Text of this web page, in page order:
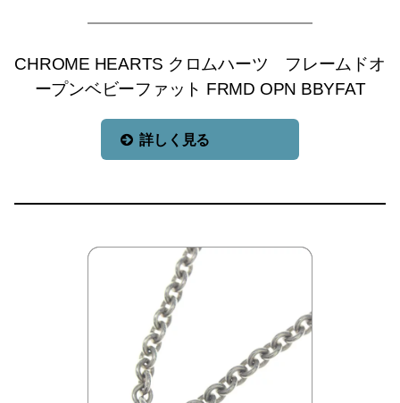
CHROME HEARTS クロムハーツ フレームドオ
ープンベビーファット FRMD OPN BBYFAT
詳しく見る